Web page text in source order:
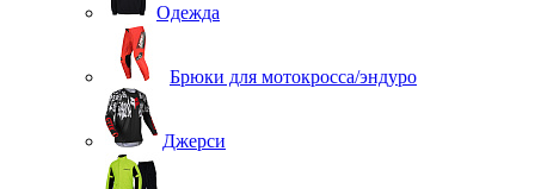
Одежда
Брюки для мотокросса/эндуро
Джерси